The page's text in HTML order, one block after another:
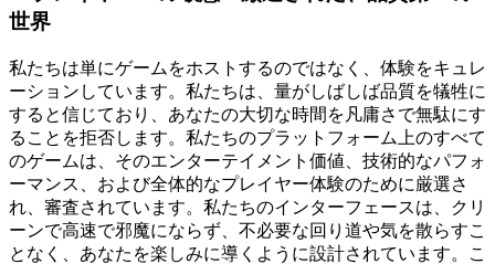
世界
私たちは単にゲームをホストするのではなく、体験をキュレ
ーションしています。私たちは、量がしばしば品質を犠牲に
すると信じており、あなたの大切な時間を凡庸さで無駄にす
ることを拒否します。私たちのプラットフォーム上のすべて
のゲームは、そのエンターテイメント価値、技術的なパフォ
ーマンス、および全体的なプレイヤー体験のために厳選さ
れ、審査されています。私たちのインターフェースは、クリ
ーンで高速で邪魔にならず、不必要な回り道や気を散らすこ
となく、あなたを楽しみに導くように設計されています。こ